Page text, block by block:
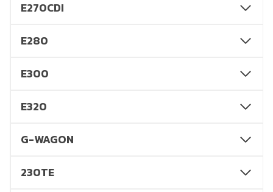
E270CDI
E280
E300
E320
G-WAGON
230TE